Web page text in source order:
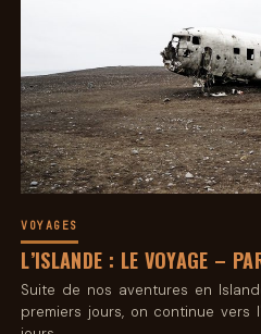
VOYAGES
L’ISLANDE : LE VOYAGE –
Suite de nos aventures en
premiers jours, on continue vers